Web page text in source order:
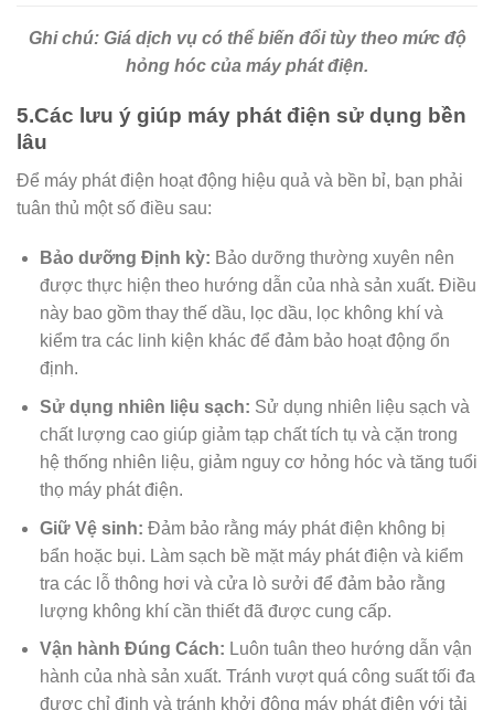
Ghi chú: Giá dịch vụ có thể biến đổi tùy theo mức độ
hỏng hóc của máy phát điện.
5.Các lưu ý giúp máy phát điện sử dụng bền
lâu
Để máy phát điện hoạt động hiệu quả và bền bỉ, bạn phải
tuân thủ một số điều sau:
Bảo dưỡng Định kỳ: Bảo dưỡng thường xuyên nên
được thực hiện theo hướng dẫn của nhà sản xuất. Điều
này bao gồm thay thế dầu, lọc dầu, lọc không khí và
kiểm tra các linh kiện khác để đảm bảo hoạt động ổn
định.
Sử dụng nhiên liệu sạch: Sử dụng nhiên liệu sạch và
chất lượng cao giúp giảm tạp chất tích tụ và cặn trong
hệ thống nhiên liệu, giảm nguy cơ hỏng hóc và tăng tuổi
thọ máy phát điện.
Giữ Vệ sinh: Đảm bảo rằng máy phát điện không bị
bẩn hoặc bụi. Làm sạch bề mặt máy phát điện và kiểm
tra các lỗ thông hơi và cửa lò sưởi để đảm bảo rằng
lượng không khí cần thiết đã được cung cấp.
Vận hành Đúng Cách: Luôn tuân theo hướng dẫn vận
hành của nhà sản xuất. Tránh vượt quá công suất tối đa
được chỉ định và tránh khởi động máy phát điện với tải